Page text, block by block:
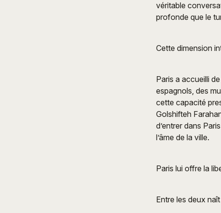
véritable
profonde que le
Cette dimension
Paris a accueilli
espagnols, des
cette capacité
Golshifteh
d’entrer dans
l’âme de la ville.
Paris lui offre la
Entre les deux